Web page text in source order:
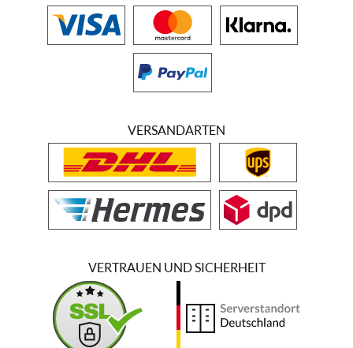
VERSANDARTEN
VERTRAUEN UND SICHERHEIT